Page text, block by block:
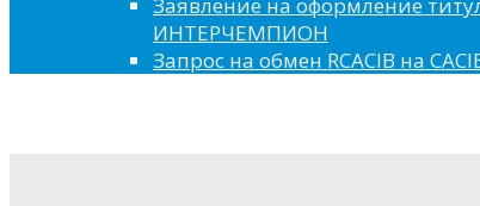
ИНТЕРЧЕМПИОН
Запрос на обмен RCACIB на